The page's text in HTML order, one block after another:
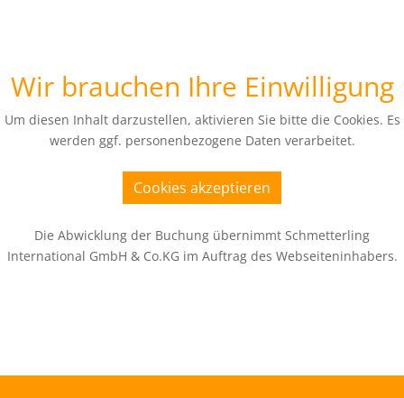
Wir brauchen Ihre Einwilligung
Um diesen Inhalt darzustellen, aktivieren Sie bitte die Cookies. Es
werden ggf. personenbezogene Daten verarbeitet.
Cookies akzeptieren
Die Abwicklung der Buchung übernimmt Schmetterling
International GmbH & Co.KG im Auftrag des Webseiteninhabers.